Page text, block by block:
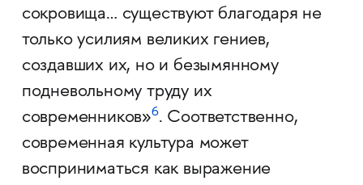
сокровища… существуют благодаря не
только усилиям великих гениев,
создавших их, но и безымянному
подневольному труду их
современников»6. Соответственно,
современная культура может
восприниматься как выражение